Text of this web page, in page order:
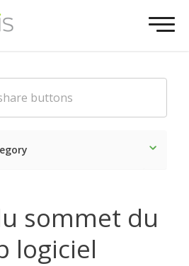
sommet du
logiciel